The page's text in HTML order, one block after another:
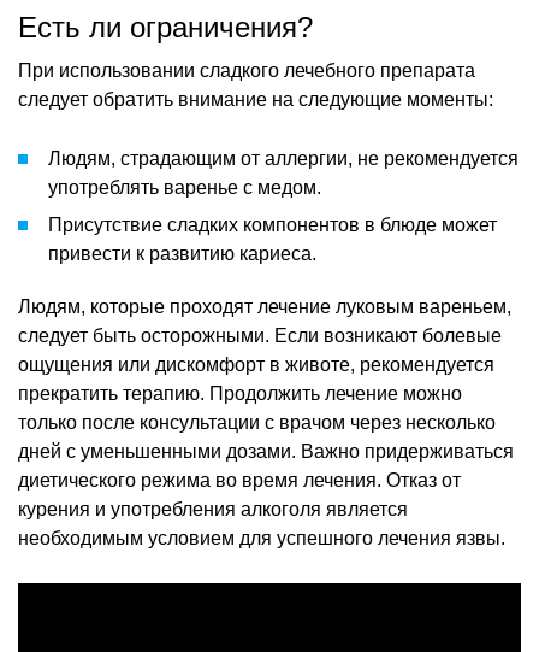
Есть ли ограничения?
При использовании сладкого лечебного препарата
следует обратить внимание на следующие моменты:
Людям, страдающим от аллергии, не рекомендуется
употреблять варенье с медом.
Присутствие сладких компонентов в блюде может
привести к развитию кариеса.
Людям, которые проходят лечение луковым вареньем,
следует быть осторожными. Если возникают болевые
ощущения или дискомфорт в животе, рекомендуется
прекратить терапию. Продолжить лечение можно
только после консультации с врачом через несколько
дней с уменьшенными дозами. Важно придерживаться
диетического режима во время лечения. Отказ от
курения и употребления алкоголя является
необходимым условием для успешного лечения язвы.